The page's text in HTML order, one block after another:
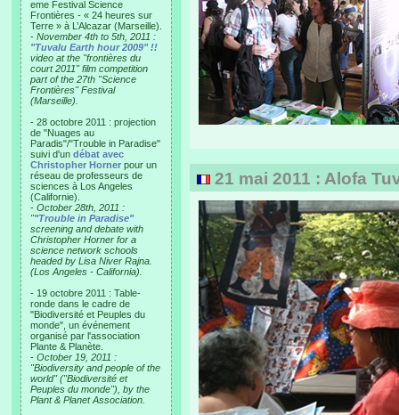
eme Festival Science
Frontières - « 24 heures sur
Terre » à L’Alcazar (Marseille).
- November 4th to 5th, 2011 :
"Tuvalu Earth hour 2009" !!
video at the "frontières du
court 2011" film competition
part of the 27th "Science
Frontières" Festival
(Marseille).
- 28 octobre 2011 : projection
de "Nuages au
Paradis"/"Trouble in Paradise"
suivi d'un débat avec
Christopher Horner pour un
réseau de professeurs de
sciences à Los Angeles
(Californie).
- October 28th, 2011 :
""Trouble in Paradise"
screening and debate with
Christopher Horner for a
science network schools
headed by Lisa Niver Rajna.
(Los Angeles - California).
- 19 octobre 2011 : Table-
ronde dans le cadre de
"Biodiversité et Peuples du
monde", un événement
organisé par l'association
Plante & Planète.
- October 19, 2011 :
"Biodiversity and people of the
world" ("Biodiversité et
Peuples du monde"), by the
Plant & Planet Association.
21 mai 2011 : Alofa